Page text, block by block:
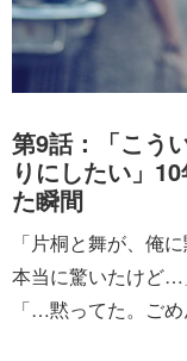
第9話：「こう
りにしたい」
た瞬間
「片桐と舞が、俺
本当に驚いたけど…
「…黙ってた。ごめ